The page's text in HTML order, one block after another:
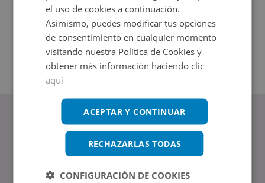
www.altamirainmuebles.com
Edificio Skylight
Avenida de Manoteras 14-16, 28050, Madrid
el uso de cookies a continuación.
Asimismo, puedes modificar tus opciones
de consentimiento en cualquier momento
visitando nuestra Política de Cookies y
obtener más información haciendo clic
aquí
ACEPTAR Y CONTINUAR
RECHAZARLAS TODAS
CONFIGURACIÓN DE COOKIES